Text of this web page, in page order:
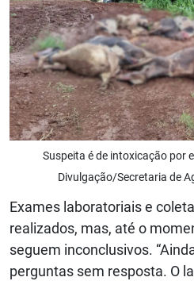
Suspeita é de intoxicação por
Divulgação/Secretaria de
Exames laboratoriais e
realizados, mas, até o
seguem inconclusivos.
perguntas sem resposta. O